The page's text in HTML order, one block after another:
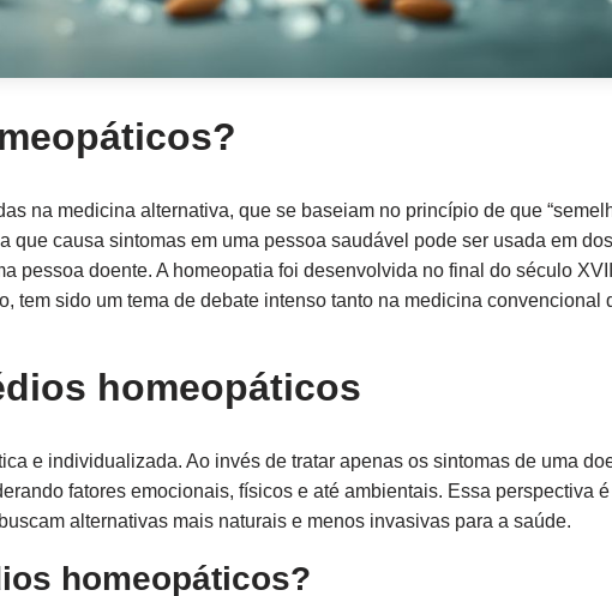
na medicina alternativa, que se baseiam no princípio de que
que causa sintomas em uma pessoa saudável pode ser usada em
pessoa doente. A homeopatia foi desenvolvida no final do século
tem sido um tema de debate intenso tanto na medicina convencional
homeopáticos
e individualizada. Ao invés de tratar apenas os sintomas de uma
fatores emocionais, físicos e até ambientais. Essa perspectiva é
alternativas mais naturais e menos invasivas para a saúde.
homeopáticos?